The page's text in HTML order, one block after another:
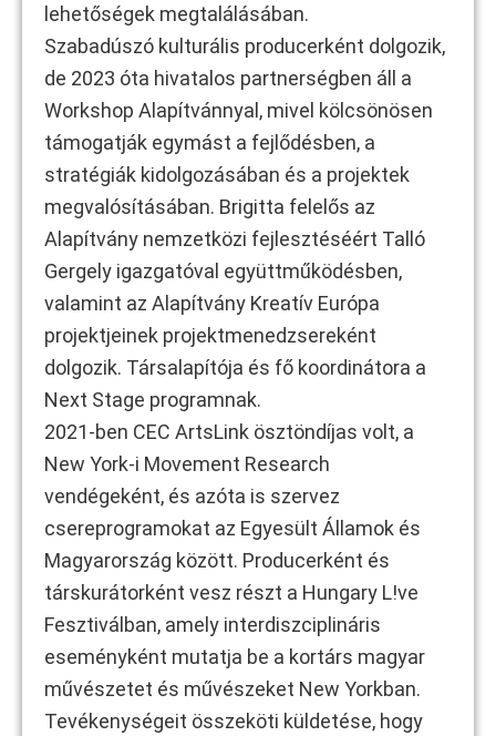
lehetőségek megtalálásában.
Szabadúszó kulturális producerként dolgozik,
de 2023 óta hivatalos partnerségben áll a
Workshop Alapítvánnyal, mivel kölcsönösen
támogatják egymást a fejlődésben, a
stratégiák kidolgozásában és a projektek
megvalósításában. Brigitta felelős az
Alapítvány nemzetközi fejlesztéséért Talló
Gergely igazgatóval együttműködésben,
valamint az Alapítvány Kreatív Európa
projektjeinek projektmenedzsereként
dolgozik. Társalapítója és fő koordinátora a
Next Stage programnak.
2021-ben CEC ArtsLink ösztöndíjas volt, a
New York-i Movement Research
vendégeként, és azóta is szervez
csereprogramokat az Egyesült Államok és
Magyarország között. Producerként és
társkurátorként vesz részt a Hungary L!ve
Fesztiválban, amely interdiszciplináris
eseményként mutatja be a kortárs magyar
művészetet és művészeket New Yorkban.
Tevékenységeit összeköti küldetése, hogy